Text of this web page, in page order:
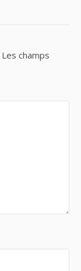
Les champs